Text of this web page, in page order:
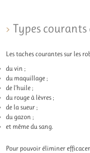
Types courants
Les taches courantes sur les
du vin ;
du maquillage ;
de l’huile ;
du rouge à lèvres ;
de la sueur ;
du gazon ;
et même du sang.
Pour pouvoir éliminer